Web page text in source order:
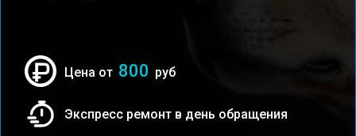
Цена от 800 руб
Экспресс ремонт в день обращения